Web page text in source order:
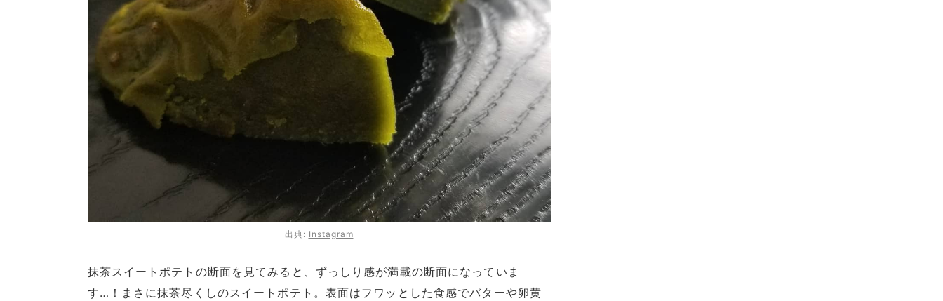
出典: Instagram
抹茶スイートポテトの断面を見てみると、ずっしり感が満載の断面になっていま
す…！まさに抹茶尽くしのスイートポテト。表面はフワッとした食感でバターや卵黄